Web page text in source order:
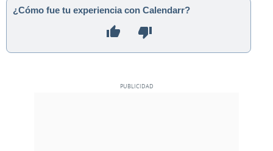
¿Cómo fue tu experiencia con Calendarr?